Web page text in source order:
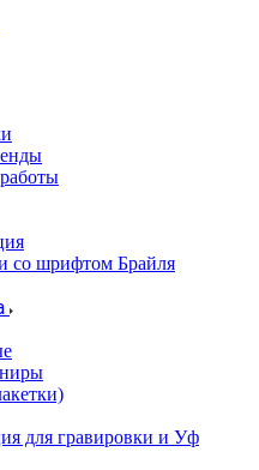
со шрифтом Брайля
для гравировки и Уф